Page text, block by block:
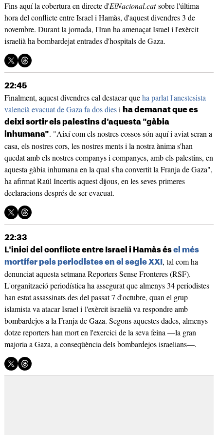
Fins aquí la cobertura en directe d'ElNacional.catsobre l'última
hora del conflicte entre Israel i Hamàs, d'aquest divendres 3 de
novembre. Durant la jornada, l'Iran ha amenaçat Israel i l'exèrcit
israelià ha bombardejat entrades d'hospitals de Gaza.
22:45
Finalment, aquest divendres cal destacar queha parlat l'anestesista
valencià evacuat de Gaza fa dos diesi ha demanat que es
deixi sortir els palestins d'aquesta "gàbia
inhumana". "Així com els nostres cossos són aquí i aviat seran a
casa, els nostres cors, les nostres ments i la nostra ànima s'han
quedat amb els nostres companys i companyes, amb els palestins, en
aquesta gàbia inhumana en la qual s'ha convertit la Franja de Gaza",
ha afirmat Raúl Incertis aquest dijous, en les seves primeres
declaracions després de ser evacuat.
22:33
L'inici del conflicte entre Israel i Hamàs ésel més
mortífer pels periodistes en el segle XXI , tal com ha
denunciat aquesta setmana Reporters Sense Fronteres (RSF).
L'organització periodística ha assegurat que almenys 34 periodistes
han estat assassinats des del passat 7 d'octubre, quan el grup
islamista va atacar Israel i l'exèrcit israelià va respondre amb
bombardejos a la Franja de Gaza. Segons aquestes dades, almenys
dotze reporters han mort en l'exercici de la seva feina —la gran
majoria a Gaza, a conseqüència dels bombardejos israelians—.